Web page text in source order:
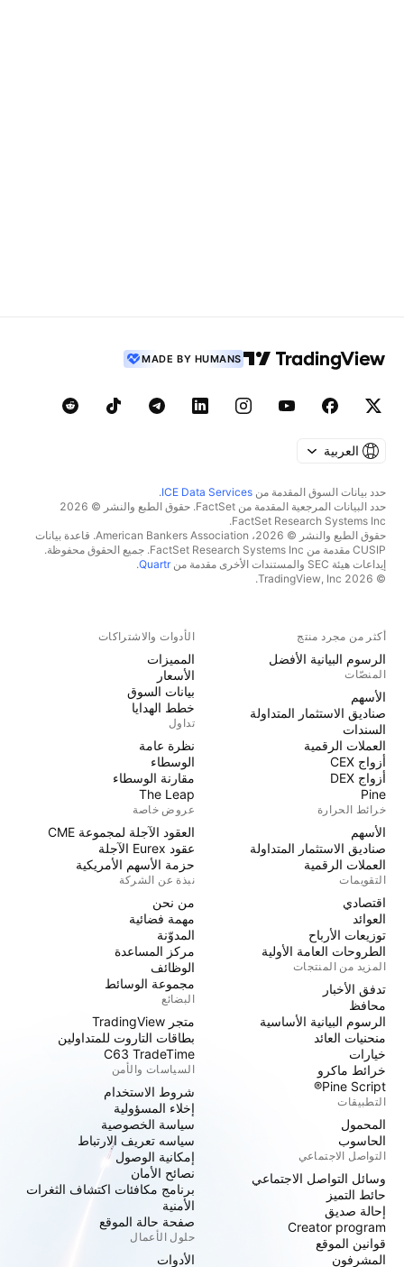
MADE BY HUMANS
العربية
حدد بيانات السوق المقدمة من ICE Data Services
.
حدد البيانات المرجعية المقدمة من FactSet. حقوق الطبع والنشر © 2026
FactSet Research Systems Inc.
حقوق الطبع والنشر © 2026، American Bankers Association. قاعدة بيانات
CUSIP مقدمة من FactSet Research Systems Inc. جميع الحقوق محفوظة.
إيداعات هيئة SEC والمستندات الأخرى مقدمة من
Quartr
.
© 2026 TradingView, Inc.
أكثر من مجرد منتج
الرسوم البيانية الأفضل
المنصّات
الأسهم
صناديق الاستثمار المتداولة
السندات
العملات الرقمية
أزواج CEX
أزواج DEX
Pine
خرائط الحرارة
الأسهم
صناديق الاستثمار المتداولة
العملات الرقمية
التقويمات
اقتصادي
العوائد
توزيعات الأرباح
الطروحات العامة الأولية
المزيد من المنتجات
تدفق الأخبار
محافظ
الرسوم البيانية الأساسية
منحنيات العائد
خيارات
خرائط ماكرو
Pine Script®
التطبيقات
المحمول
الحاسوب
التواصل الاجتماعي
وسائل التواصل الاجتماعي
حائط التميز
إحالة صديق
Creator program
قوانين الموقع
المشرفون
الأدوات والاشتراكات
المميزات
الأسعار
بيانات السوق
خطط الهدايا
تداول
نظرة عامة
الوسطاء
مقارنة الوسطاء
The Leap
عروض خاصة
العقود الآجلة لمجموعة CME
عقود Eurex الآجلة
حزمة الأسهم الأمريكية
نبذة عن الشركة
من نحن
مهمة فضائية
المدوّنة
مركز المساعدة
الوظائف
مجموعة الوسائط
البضائع
متجر TradingView
بطاقات التاروت للمتداولين
C63 TradeTime
السياسات والأمن
شروط الاستخدام
إخلاء المسؤولية
سياسة الخصوصية
سياسه تعريف الارتباط
إمكانية الوصول
نصائح الأمان
برنامج مكافئات اكتشاف الثغرات
الأمنية
صفحة حالة الموقع
حلول الأعمال
الأدوات